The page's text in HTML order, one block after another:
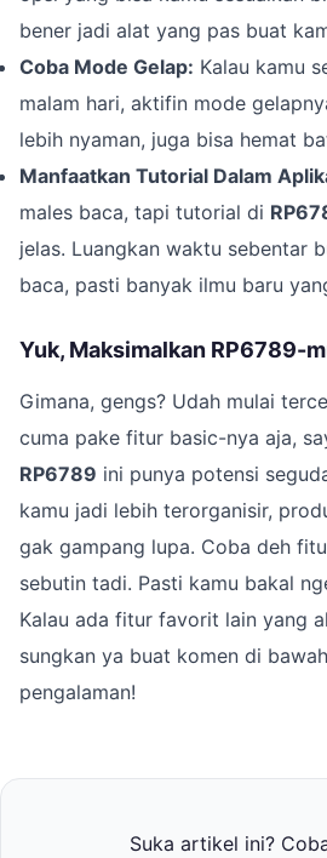
bener jadi alat yang pas buat
Coba Mode Gelap: Kalau kamu
malam hari, aktifin mode
lebih nyaman, juga bisa hemat
Manfaatkan Tutorial Dalam
males baca, tapi tutorial di
jelas. Luangkan waktu sebentar
baca, pasti banyak ilmu baru
Yuk, Maksimalkan RP6789-
Gimana, gengs? Udah mulai
cuma pake fitur basic-nya aja,
RP6789 ini punya potensi
kamu jadi lebih terorganisir,
gak gampang lupa. Coba deh
sebutin tadi. Pasti kamu bakal
Kalau ada fitur favorit lain yang
sungkan ya buat komen di
pengalaman!
Suka artikel ini?